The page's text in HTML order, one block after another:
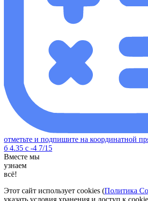
отметьте и подпишите на координатной
б 4.35 с -4 7/15
Вместе мы
узнаем
всё!
Этот сайт использует cookies (Политика
указать условия хранения и доступ к